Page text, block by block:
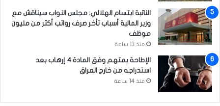
النائبة ابتسام الهلالي: مجلس النواب سيناقش مع
وزير المالية أسباب تأخر صرف رواتب أكثر من مليون
موظف
منذ 13 ساعة
الإطاحة بمتهم وفق المادة 4 إرهاب بعد
استدراجه من خارج العراق
منذ 14 ساعة